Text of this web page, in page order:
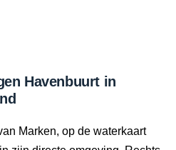
Havenbuurt in
Marken, op de waterkaart